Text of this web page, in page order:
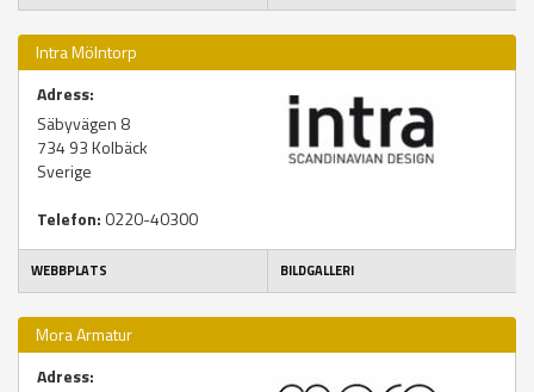
Intra Mölntorp
Adress:
Säbyvägen 8
734 93Kolbäck
Sverige
Telefon: 0220-40300
WEBBPLATS BILDGALLERI
Mora Armatur
Adress: